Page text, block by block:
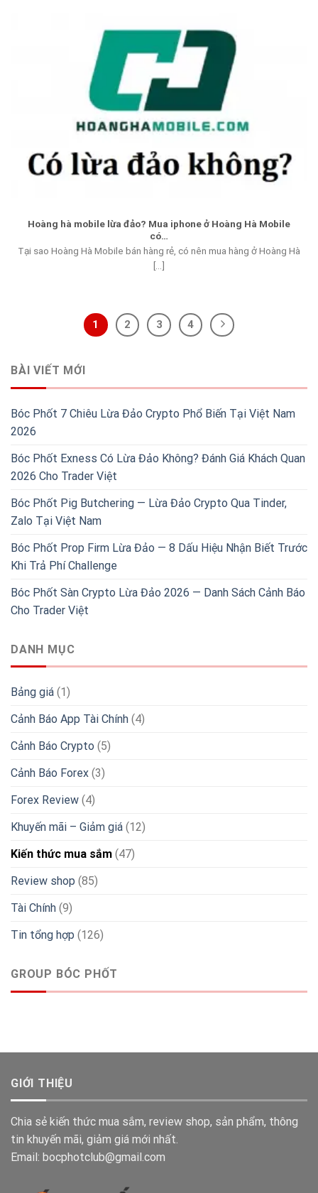
Hoàng hà mobile lừa đảo? Mua iphone ở Hoàng Hà Mobile
có…
Tại sao Hoàng Hà Mobile bán hàng rẻ, có nên mua hàng ở Hoàng Hà
[...]
1 2 3 4
BÀI VIẾT MỚI
Bóc Phốt 7 Chiêu Lừa Đảo Crypto Phổ Biến Tại Việt Nam
2026
Bóc Phốt Exness Có Lừa Đảo Không? Đánh Giá Khách Quan
2026 Cho Trader Việt
Bóc Phốt Pig Butchering — Lừa Đảo Crypto Qua Tinder,
Zalo Tại Việt Nam
Bóc Phốt Prop Firm Lừa Đảo — 8 Dấu Hiệu Nhận Biết Trước
Khi Trả Phí Challenge
Bóc Phốt Sàn Crypto Lừa Đảo 2026 — Danh Sách Cảnh Báo
Cho Trader Việt
DANH MỤC
Bảng giá (1)
Cảnh Báo App Tài Chính (4)
Cảnh Báo Crypto (5)
Cảnh Báo Forex (3)
Forex Review (4)
Khuyến mãi – Giảm giá (12)
Kiến thức mua sắm (47)
Review shop (85)
Tài Chính (9)
Tin tổng hợp (126)
GROUP BÓC PHỐT
GIỚI THIỆU
Chia sẻ kiến thức mua sắm, review shop, sản phẩm, thông
tin khuyến mãi, giảm giá mới nhất.
Email: bocphotclub@gmail.com